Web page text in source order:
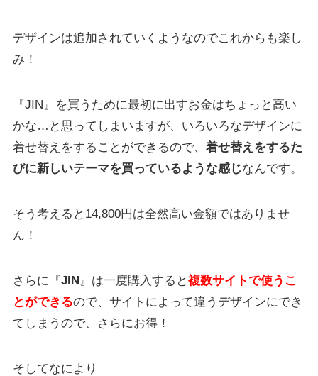
デザインは追加されていくようなのでこれからも楽し
み！
『JIN』を買うために最初に出すお金はちょっと高い
かな…と思ってしまいますが、いろいろなデザインに
着せ替えをすることができるので、 着せ替えをするた
びに新しいテーマを買っているような感じなんです。
そう考えると14,800円は全然高い金額ではありませ
ん！
さらに『JIN』は一度購入すると複数サイトで使うこ
とができるので、サイトによって違うデザインにでき
てしまうので、さらにお得！
そしてなにより